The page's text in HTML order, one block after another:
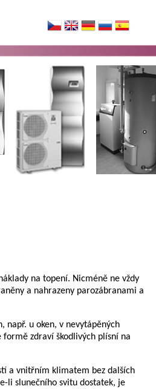
na topení. Nicméně ne vždy
a nahrazeny parozábranami a
např. u oken, v nevytápěných
formě zdraví škodlivých plísní na
a vnitřním klimatem bez dalších
li slunečního svitu dostatek, je